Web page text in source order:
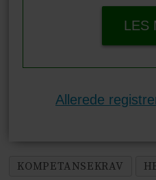
LES
Allerede
KOMPETANSEKRAV